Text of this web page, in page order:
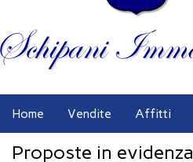
Home Vendite Affitti
Proposte in evidenza